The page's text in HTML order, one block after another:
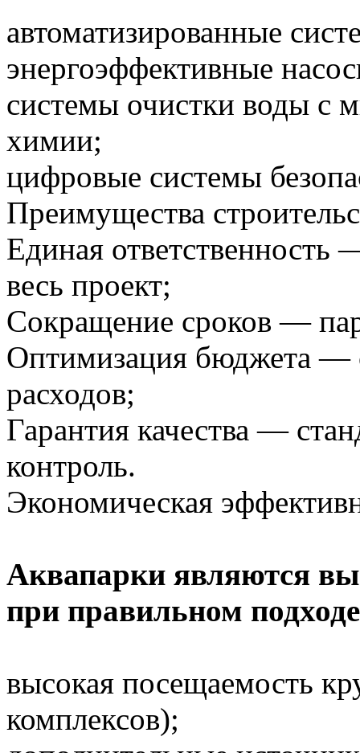
автоматизированные
энергоэффективные
системы очистки воды с
химии;
цифровые системы
Преимущества
Единая ответственность
весь проект;
Сокращение сроков —
Оптимизация бюджета —
расходов;
Гарантия качества —
контроль.
Экономическая
Аквапарки являются
при правильном
высокая посещаемость
комплексов);